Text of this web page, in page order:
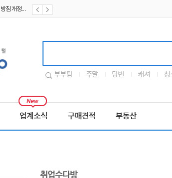
[공지] [호텔업] 개인정보 처리방침 개정본1 (19.09.02)
부부팀 주말 당번 캐셔 청
업계소식 구매견적 부동산
취업수다방